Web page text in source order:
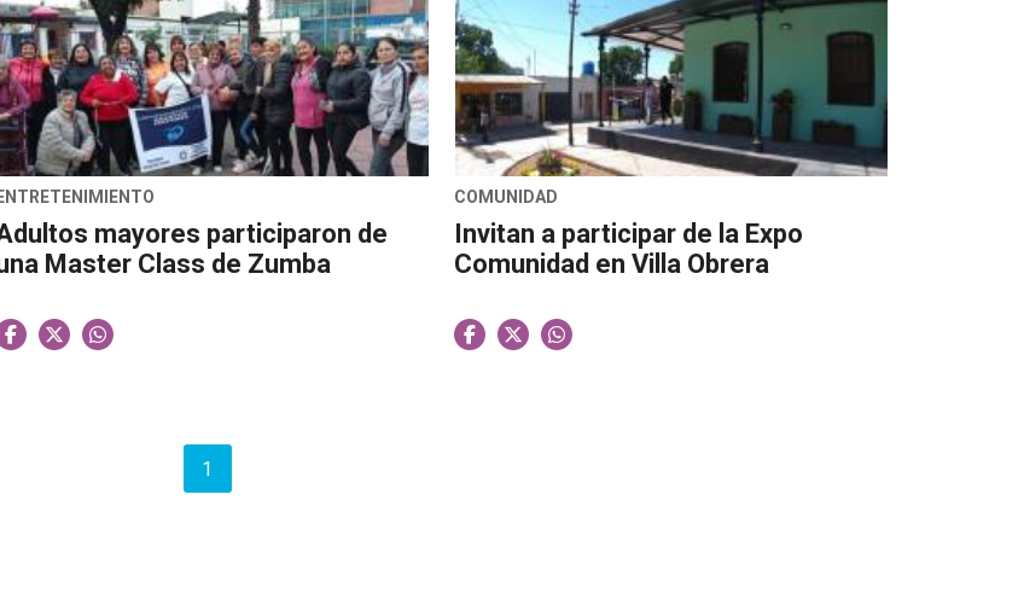
ENTRETENIMIENTO
mayores participaron de
Master Class de Zumba
COMUNIDAD
Invitan a participar de la Expo
Comunidad en Villa Obrera
1